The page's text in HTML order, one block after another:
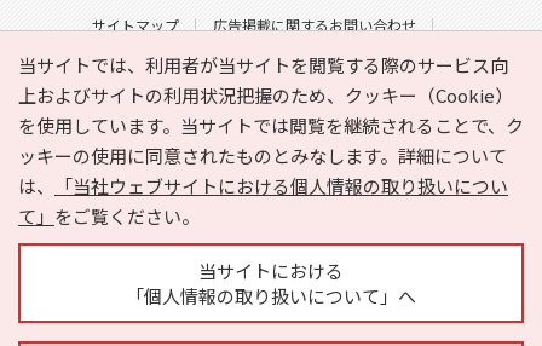
当サイトでは、利用者が当サイトを閲覧する際のサービス向
上およびサイトの利用状況把握のため、クッキー（Cookie）
を使用しています。当サイトでは閲覧を継続されることで、ク
ッキーの使用に同意されたものとみなします。詳細について
は、
「当社ウェブサイトにおける個人情報の取り扱いについ
て」 をご覧ください。
当サイトにおける
「個人情報の取り扱いについて」へ
サイトマップ
広告掲載に関するお問い合わせ
サイトの内容に関するお問い合わせ
Copyright © HYOJITO.Co.,Ltd. All Rights Reserved.